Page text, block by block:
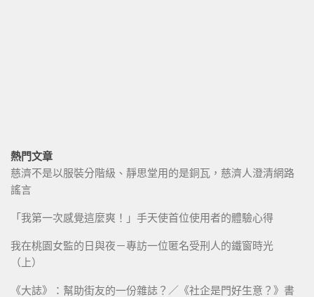
熱門文章
慈濟不是以服裝分階級、靜思堂用的是銅瓦，慈濟人澄清網路
謠言
「我第一次感覺這麼爽！」手天使首位使用者的體驗心得
我在桃園女監的日與夜－專訪一位匿名受刑人的鐵窗時光
（上）
《大誌》：幫助街友的一份雜誌？／《社企是門好生意？》書